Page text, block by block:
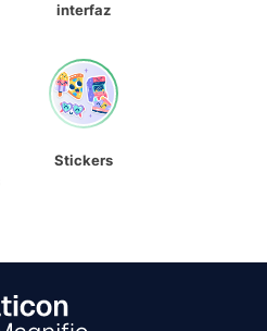
interfaz
Stickers